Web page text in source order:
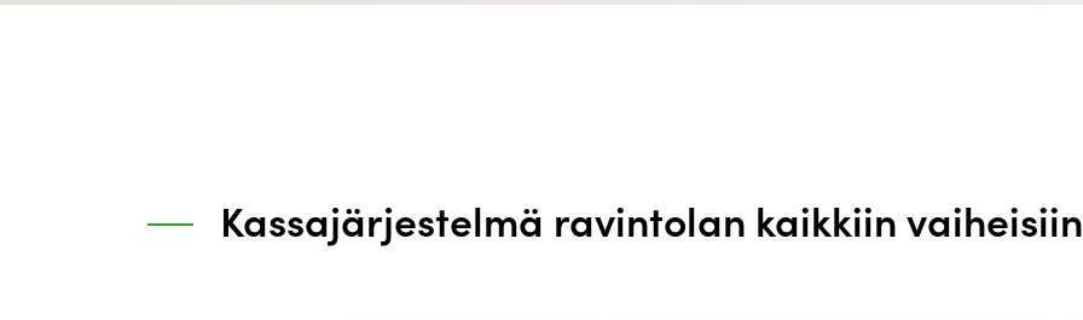
Kassajärjestelmä ravintolan kaikkiin vaiheisiin